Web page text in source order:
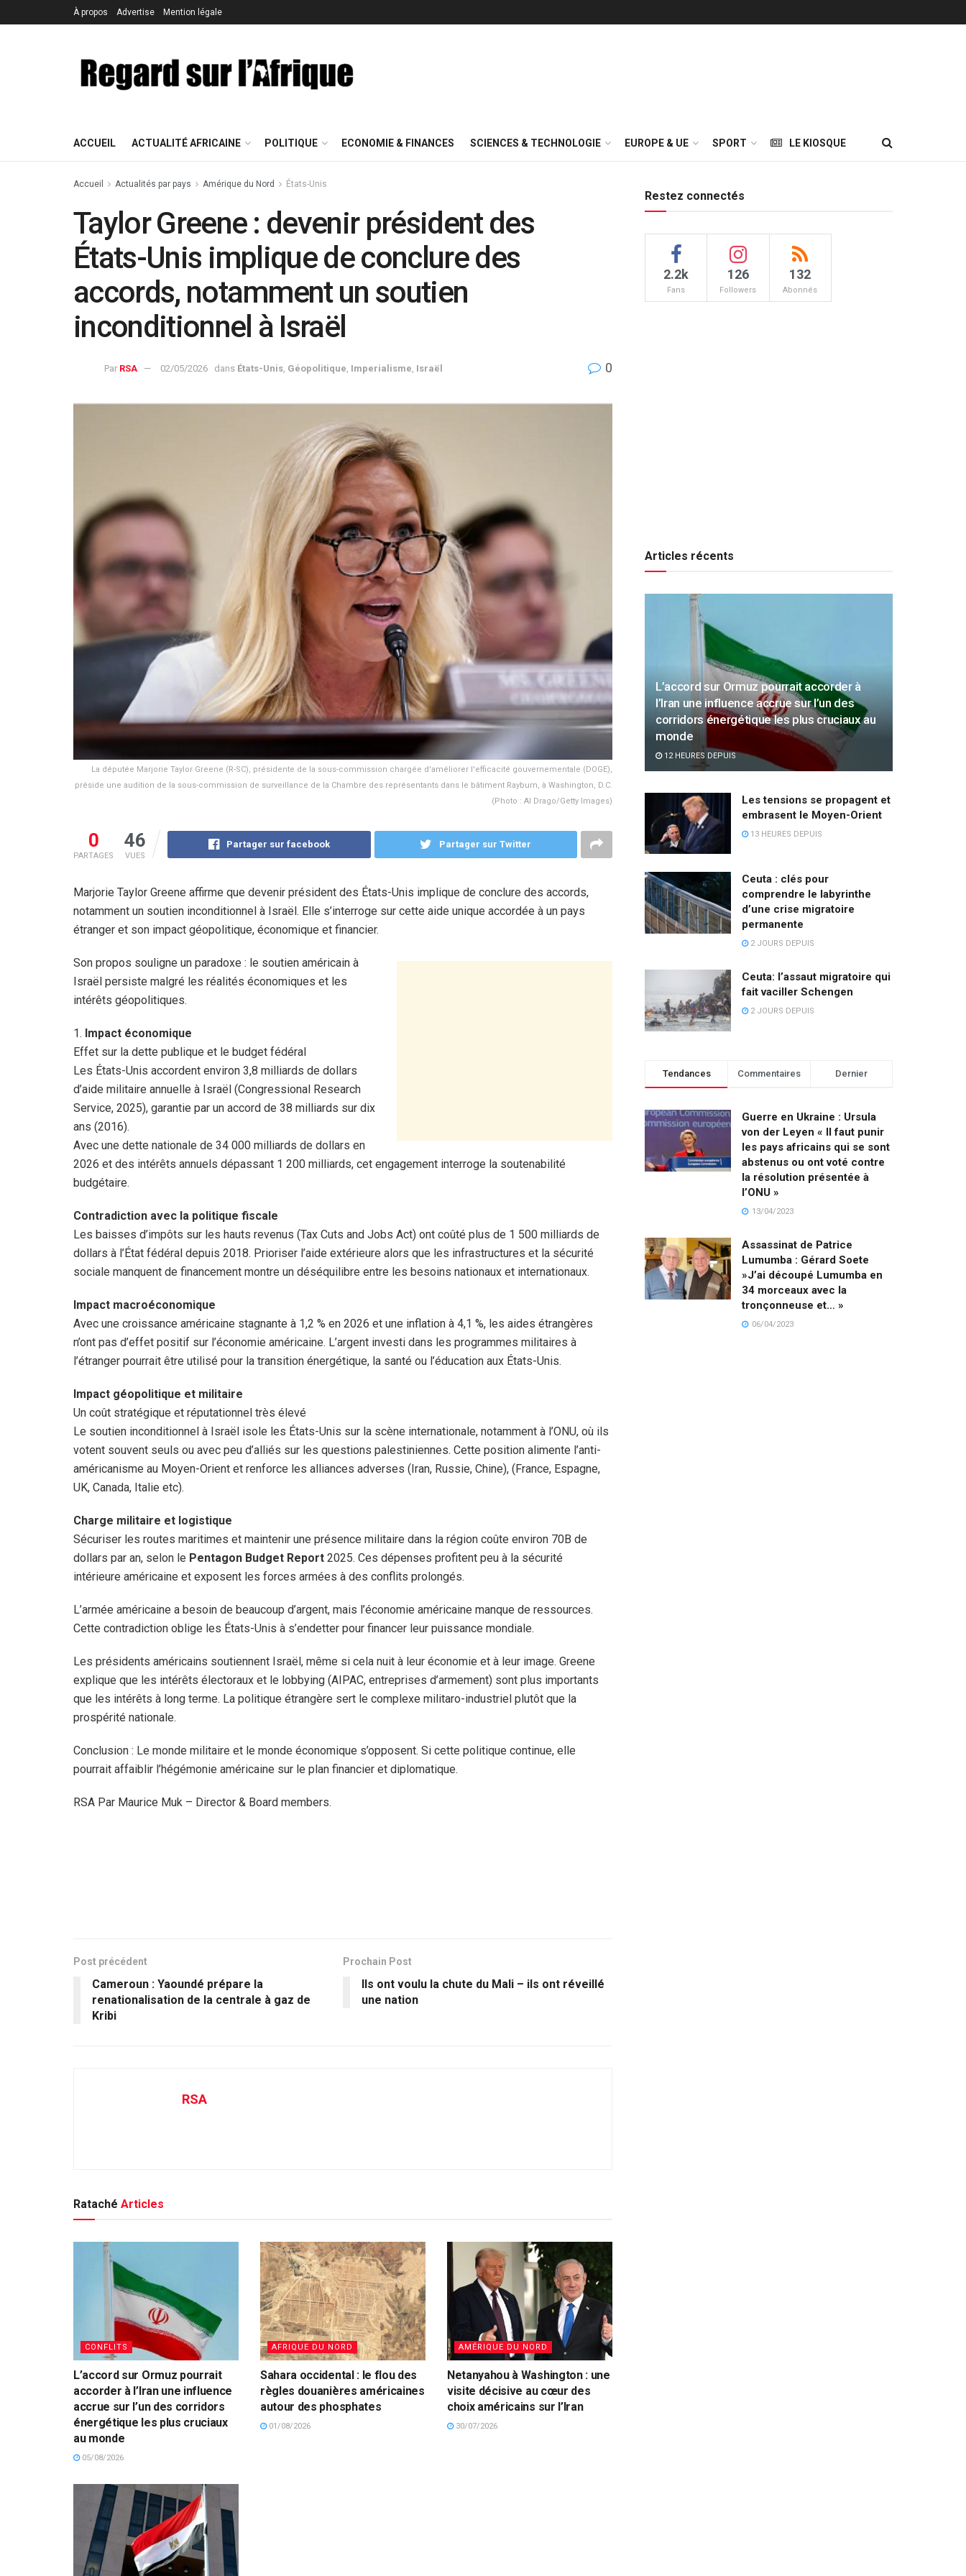
À propos Advertise Mention légale
ACCUEIL ACTUALITÉ AFRICAINE POLITIQUE ECONOMIE & FINANCES SCIENCES & TECHNOLOGIE EUROPE & UE SPORT LE KIOSQUE
Accueil Actualités par pays Amérique du Nord États-Unis
Taylor Greene : devenir président des
États-Unis implique de conclure des
accords, notamment un soutien
inconditionnel à Israël
Par RSA 02/05/2026 dans États-Unis Géopolitique Imperialisme Israël 0
La députée Marjorie Taylor Greene (R-SC), présidente de la sous-commission chargée d'améliorer l'efficacité gouvernementale (DOGE),
préside une audition de la sous-commission de surveillance de la Chambre des représentants dans le bâtiment Rayburn, à Washington, D.C.
(Photo : Al Drago/Getty Images)
0
PARTAGES
46
VUES
Partager sur facebook Partager sur Twitter
Marjorie Taylor Greene affirme que devenir président des États-Unis implique de conclure des accords,
notamment un soutien inconditionnel à Israël. Elle s’interroge sur cette aide unique accordée à un pays
étranger et son impact géopolitique, économique et financier.
Son propos souligne un paradoxe : le soutien américain à
Israël persiste malgré les réalités économiques et les
intérêts géopolitiques.
1. Impact économique
Effet sur la dette publique et le budget fédéral
Les États-Unis accordent environ 3,8 milliards de dollars
d’aide militaire annuelle à Israël (Congressional Research
Service, 2025), garantie par un accord de 38 milliards sur dix
ans (2016).
Avec une dette nationale de 34 000 milliards de dollars en
2026 et des intérêts annuels dépassant 1 200 milliards, cet engagement interroge la soutenabilité
budgétaire.
Contradiction avec la politique fiscale
Les baisses d’impôts sur les hauts revenus (Tax Cuts and Jobs Act) ont coûté plus de 1 500 milliards de
dollars à l’État fédéral depuis 2018. Prioriser l’aide extérieure alors que les infrastructures et la sécurité
sociale manquent de financement montre un déséquilibre entre les besoins nationaux et internationaux.
Impact macroéconomique
Avec une croissance américaine stagnante à 1,2 % en 2026 et une inflation à 4,1 %, les aides étrangères
n’ont pas d’effet positif sur l’économie américaine. L’argent investi dans les programmes militaires à
l’étranger pourrait être utilisé pour la transition énergétique, la santé ou l’éducation aux États-Unis.
Impact géopolitique et militaire
Un coût stratégique et réputationnel très élevé
Le soutien inconditionnel à Israël isole les États-Unis sur la scène internationale, notamment à l’ONU, où ils
votent souvent seuls ou avec peu d’alliés sur les questions palestiniennes. Cette position alimente l’anti-
américanisme au Moyen-Orient et renforce les alliances adverses (Iran, Russie, Chine), (France, Espagne,
UK, Canada, Italie etc).
Charge militaire et logistique
Sécuriser les routes maritimes et maintenir une présence militaire dans la région coûte environ 70B de
dollars par an, selon le Pentagon Budget Report 2025. Ces dépenses profitent peu à la sécurité
intérieure américaine et exposent les forces armées à des conflits prolongés.
L’armée américaine a besoin de beaucoup d’argent, mais l’économie américaine manque de ressources.
Cette contradiction oblige les États-Unis à s’endetter pour financer leur puissance mondiale.
Les présidents américains soutiennent Israël, même si cela nuit à leur économie et à leur image. Greene
explique que les intérêts électoraux et le lobbying (AIPAC, entreprises d’armement) sont plus importants
que les intérêts à long terme. La politique étrangère sert le complexe militaro-industriel plutôt que la
prospérité nationale.
Conclusion : Le monde militaire et le monde économique s’opposent. Si cette politique continue, elle
pourrait affaiblir l’hégémonie américaine sur le plan financier et diplomatique.
RSA Par Maurice Muk – Director & Board members.
Post précédent
Cameroun : Yaoundé prépare la
renationalisation de la centrale à gaz de
Kribi
Prochain Post
Ils ont voulu la chute du Mali – ils ont réveillé
une nation
RSA
Rataché Articles
CONFLITS
L’accord sur Ormuz pourrait
accorder à l’Iran une influence
accrue sur l’un des corridors
énergétique les plus cruciaux
au monde
05/08/2026
AFRIQUE DU NORD
Sahara occidental : le flou des
règles douanières américaines
autour des phosphates
01/08/2026
AMÉRIQUE DU NORD
Netanyahou à Washington : une
visite décisive au cœur des
choix américains sur l’Iran
30/07/2026
Restez connectés
2.2k
Fans
126
Followers
132
Abonnés
Articles récents
L’accord sur Ormuz pourrait accorder à
l’Iran une influence accrue sur l’un des
corridors énergétique les plus cruciaux au
monde
12 HEURES DEPUIS
Les tensions se propagent et
embrasent le Moyen-Orient
13 HEURES DEPUIS
Ceuta : clés pour
comprendre le labyrinthe
d’une crise migratoire
permanente
2 JOURS DEPUIS
Ceuta: l’assaut migratoire qui
fait vaciller Schengen
2 JOURS DEPUIS
Tendances Commentaires Dernier
Guerre en Ukraine : Ursula
von der Leyen « Il faut punir
les pays africains qui se sont
abstenus ou ont voté contre
la résolution présentée à
l’ONU »
13/04/2023
Assassinat de Patrice
Lumumba : Gérard Soete
»J’ai découpé Lumumba en
34 morceaux avec la
tronçonneuse et… »
06/04/2023